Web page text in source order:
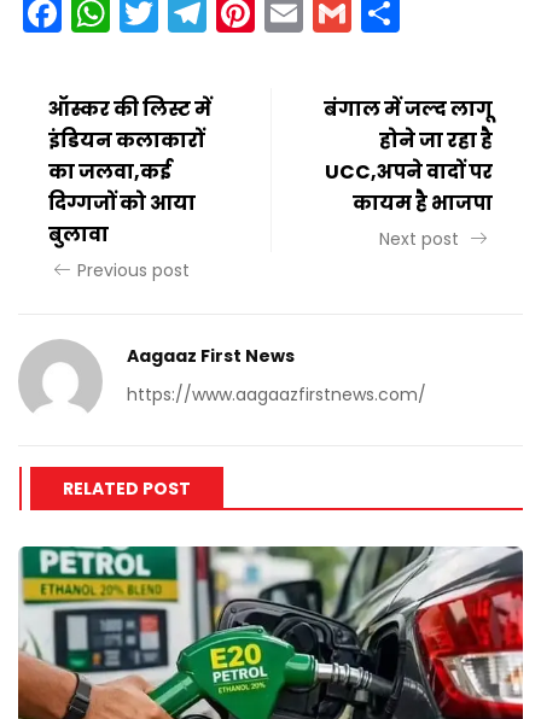
Facebook
WhatsApp
Twitter
Telegram
Pinterest
EmailGmail
ऑस्कर की लिस्ट में
इंडियन कलाकारों
का जलवा,कई
दिग्गजों को आया
बुलावा
Previous post
बंगाल में जल्द लागू
होने जा रहा है
UCC,अपने वादों पर
कायम है भाजपा
Next post
Aagaaz First News
https://www.aagaazfirstnews.com/
RELATED POST